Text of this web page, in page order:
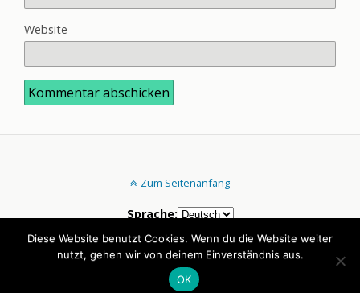
Website
Zum Seitenanfang
Sprache:
Mobil Desktop
Diese Website benutzt Cookies. Wenn du die Website weiter
nutzt, gehen wir von deinem Einverständnis aus.
OK